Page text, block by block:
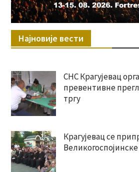
Најновије вести
СНС Крагујевац
превентивне
тргу
Крагујевац се